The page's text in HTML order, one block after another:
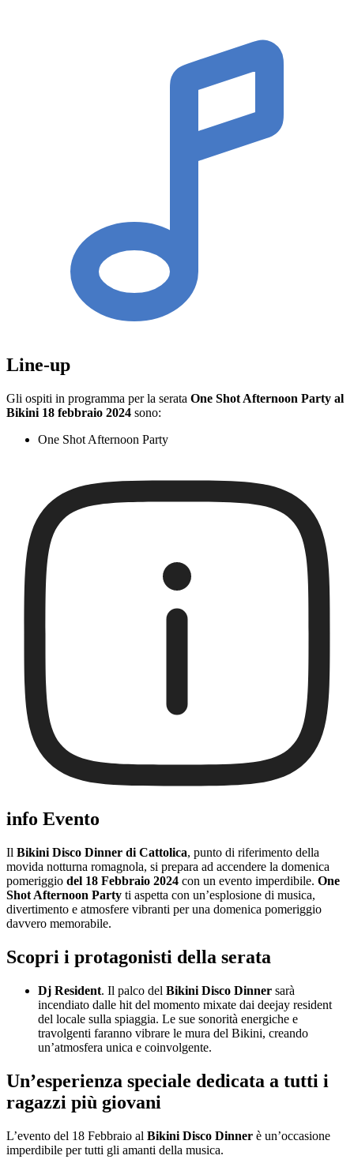
Line-up
Gli ospiti in programma per la serata One Shot Afternoon Party al
Bikini 18 febbraio 2024 sono:
One Shot Afternoon Party
info Evento
Il Bikini Disco Dinner di Cattolica, punto di riferimento della
movida notturna romagnola, si prepara ad accendere la domenica
pomeriggio del 18 Febbraio 2024 con un evento imperdibile. One
Shot Afternoon Party ti aspetta con un’esplosione di musica,
divertimento e atmosfere vibranti per una domenica pomeriggio
davvero memorabile.
Scopri i protagonisti della serata
Dj Resident. Il palco del Bikini Disco Dinner sarà
incendiato dalle hit del momento mixate dai deejay resident
del locale sulla spiaggia. Le sue sonorità energiche e
travolgenti faranno vibrare le mura del Bikini, creando
un’atmosfera unica e coinvolgente.
Un’esperienza speciale dedicata a tutti i
ragazzi più giovani
L’evento del 18 Febbraio al Bikini Disco Dinner è un’occasione
imperdibile per tutti gli amanti della musica.